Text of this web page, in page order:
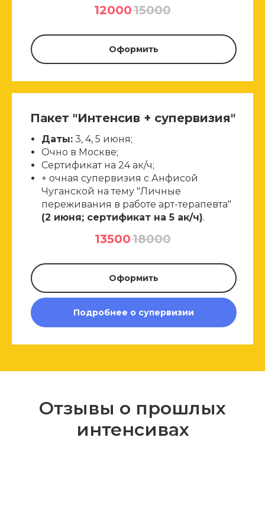
1200015000
Оформить
Пакет "Интенсив + супервизия"
Даты: 3, 4, 5 июня;
Очно в Москве;
Сертификат на 24 ак/ч;
+ очная супервизия с Анфисой
Чуганской на тему "Личные
переживания в работе арт-терапевта"
(2 июня; сертификат на 5 ак/ч).
1350018000
Оформить
Подробнее о супервизии
Отзывы о прошлых
интенсивах